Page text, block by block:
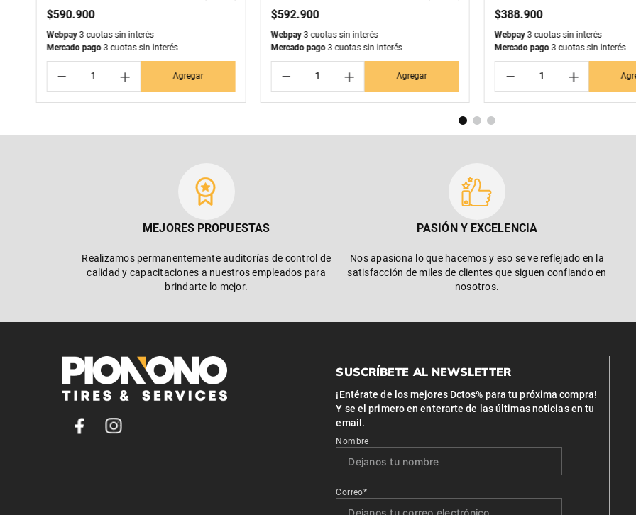
$590.900
Webpay3 cuotas sin interés
Mercado pago3 cuotas sin interés
＋
－ Agregar
$592.900
Webpay3 cuotas sin interés
Mercado pago3 cuotas sin interés
＋
－ Agregar
$388.900
Webpay 3 cuotas sin interés
Mercado pago 3 cuotas sin interés
＋
－
MEJORES PROPUESTAS
Realizamos permanentemente auditorías de control de
calidad y capacitaciones a nuestros empleados para
brindarte lo mejor.
PASIÓN Y EXCELENCIA
Nos apasiona lo que hacemos y eso se ve reflejado en la
satisfacción de miles de clientes que siguen confiando en
nosotros.
SUSCRÍBETE AL NEWSLETTER
¡Entérate de los mejores Dctos% para tu próxima compra!
Y se el primero en enterarte de las últimas noticias en tu
email.
Nombre
Correo*